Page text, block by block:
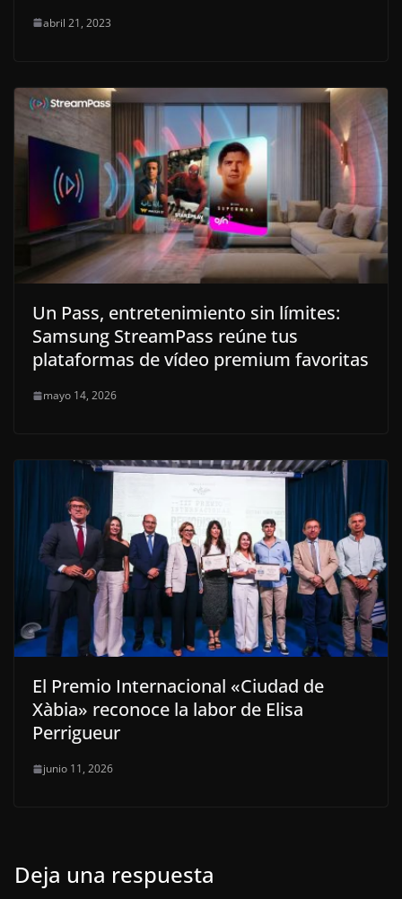
abril 21, 2023
Un Pass, entretenimiento sin límites:
Samsung StreamPass reúne tus
plataformas de vídeo premium favoritas
mayo 14, 2026
El Premio Internacional «Ciudad de
Xàbia» reconoce la labor de Elisa
Perrigueur
junio 11, 2026
Deja una respuesta